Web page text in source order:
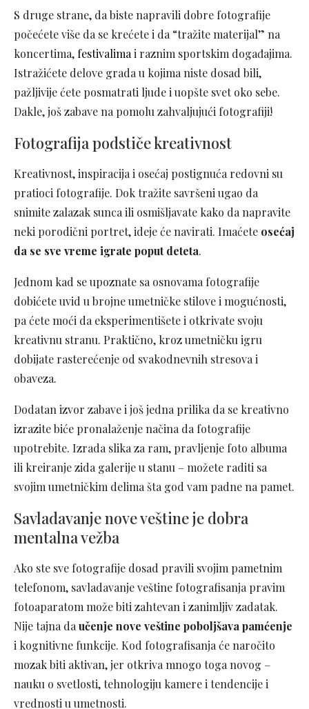
S druge strane, da biste napravili dobre fotografije
počećete više da se krećete i da “tražite materijal” na
koncertima, festivalimai raznim sportskim događajima.
Istražićete delove grada u kojima niste dosad bili,
pažljivije ćete posmatrati ljude i uopšte svet oko sebe.
Dakle, još zabave na pomolu zahvaljujući fotografiji!
Fotografija podstiče kreativnost
Kreativnost, inspiracija i osećaj postignuća redovni su
pratioci fotografije. Dok tražite savršeni ugao da
snimite zalazak sunca ili osmišljavate kako da napravite
neki porodični portret, ideje će navirati. Imaćete osećaj
da se sve vreme igrate poput deteta.
Jednom kad se upoznate sa osnovama fotografije
dobićete uvid u brojne umetničke stilove i mogućnosti,
pa ćete moći da eksperimentišete i otkrivate svoju
kreativnu stranu. Praktično, kroz umetničku igru
dobijate rasterećenje od svakodnevnih stresova i
obaveza.
Dodatan izvor zabave i još jedna prilika da se kreativno
izrazite biće pronalaženje načina da fotografije
upotrebite. Izrada slika za ram, pravljenje foto albuma
ili kreiranje zida galerije u stanu – možete raditi sa
svojim umetničkim delima šta god vam padne na pamet.
Savladavanje nove veštine je dobra
mentalna vežba
Ako ste sve fotografije dosad pravili svojim pametnim
telefonom, savladavanje veštine fotografisanja pravim
fotoaparatom može biti zahtevan i zanimljiv zadatak.
Nije tajna daučenje nove veštine poboljšava pamćenje
i kognitivne funkcije. Kod fotografisanja će naročito
mozak biti aktivan, jer otkriva mnogo toga novog –
nauku o svetlosti, tehnologiju kamere i tendencije i
vrednosti u umetnosti.